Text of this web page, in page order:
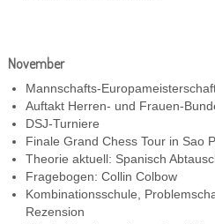
November
Mannschafts-
Auftakt Herren- und Frauen-
DSJ-Turniere
Finale Grand Chess Tour in Sao
Theorie aktuell: Spanisch
Fragebogen: Collin Colbow
Kombinationsschule,
Rezension